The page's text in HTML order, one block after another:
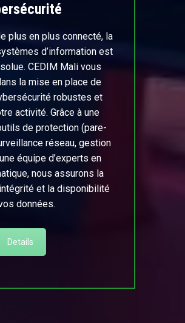
plus en plus connecté, la
d’information est
CEDIM Mali vous
la mise en place de
robustes et
activité. Grâce à une
de protection (pare-
réseau, gestion
équipe d’experts en
nous assurons la
et la disponibilité
données.
Details